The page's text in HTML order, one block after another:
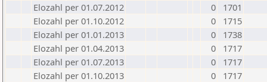
Elozahl per 01.07.2012
0
1701
Elozahl per 01.10.2012
0
1715
Elozahl per 01.01.2013
0
1738
Elozahl per 01.04.2013
0
1717
Elozahl per 01.07.2013
0
1717
Elozahl per 01.10.2013
0
1717